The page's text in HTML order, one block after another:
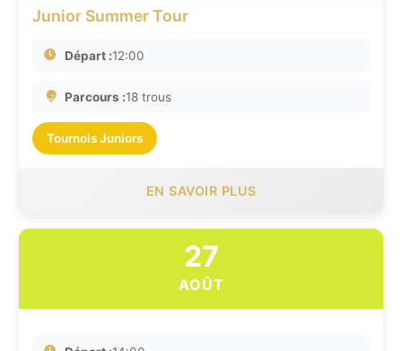
Junior Summer Tour
Départ :12:00
Parcours :18 trous
Tournois Juniors
EN SAVOIR PLUS
27
AOÛT